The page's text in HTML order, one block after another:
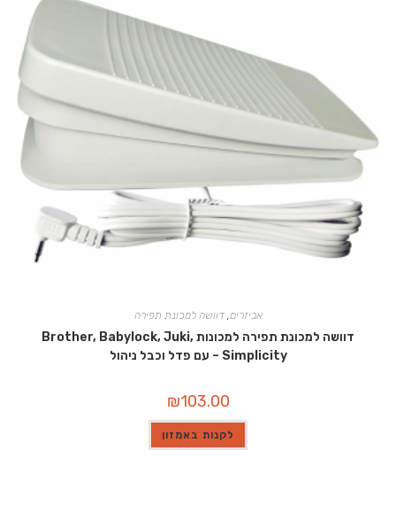
אביזרים,דוושה למכונת תפירה
דוושה למכונת תפירה למכונות Brother, Babylock, Juki,
Simplicity – עם פדל וכבל ניהול
₪103.00
לקנות באמזון